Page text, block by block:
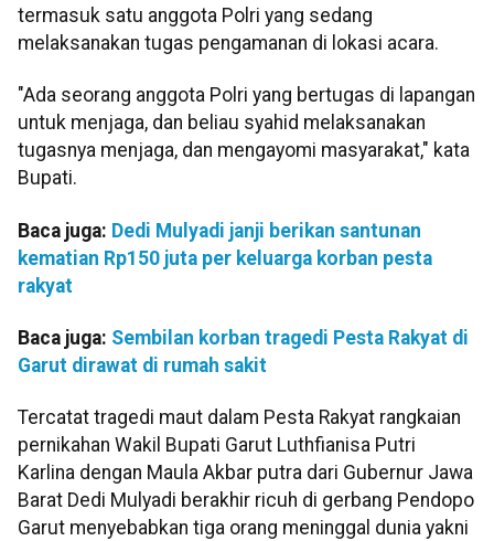
termasuk satu anggota Polri yang sedang
melaksanakan tugas pengamanan di lokasi acara.
"Ada seorang anggota Polri yang bertugas di lapangan
untuk menjaga, dan beliau syahid melaksanakan
tugasnya menjaga, dan mengayomi masyarakat," kata
Bupati.
Baca juga: Dedi Mulyadi janji berikan santunan
kematian Rp150 juta per keluarga korban pesta
rakyat
Baca juga: Sembilan korban tragedi Pesta Rakyat di
Garut dirawat di rumah sakit
Tercatat tragedi maut dalam Pesta Rakyat rangkaian
pernikahan Wakil Bupati Garut Luthfianisa Putri
Karlina dengan Maula Akbar putra dari Gubernur Jawa
Barat Dedi Mulyadi berakhir ricuh di gerbang Pendopo
Garut menyebabkan tiga orang meninggal dunia yakni